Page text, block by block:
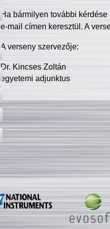
Ha bármilyen további
e-mail címen keresztül. A
A verseny szervezője:
Dr. Kincses Zoltán
egyetemi adjunktus